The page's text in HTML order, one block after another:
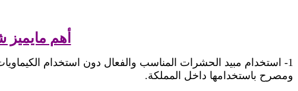
أهم
1- استخدام مبيد الحشرات المناسب والفعال دون استخدام
ومصرح باستخدامها داخل المملكة.